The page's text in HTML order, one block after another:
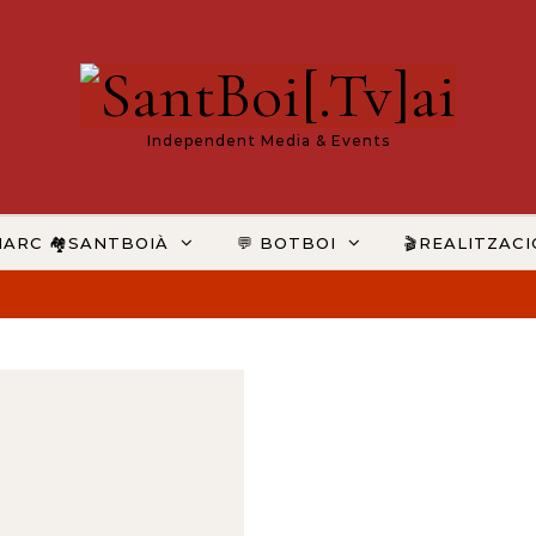
Independent Media & Events
🏘️SANTBOIÀ 💬 BOTBOI